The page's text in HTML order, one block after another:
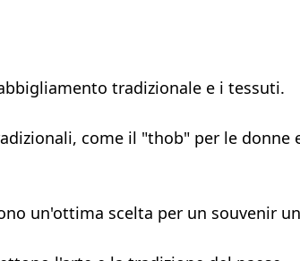
tradizionale e i tessuti.
come il "thob" per le donne
un'ottima scelta per un souvenir